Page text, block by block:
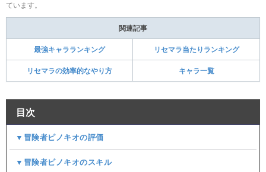
ています。
関連記事
最強キャラランキング リセマラ当たりランキング
リセマラの効率的なやり方 キャラ一覧
目次
▼冒険者ピノキオの評価
▼冒険者ピノキオのスキル